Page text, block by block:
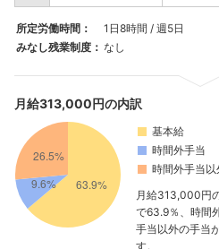
所定労働時間：
1日8時間 / 週5日
みなし残業制度： なし
月給313,000円の内訳
基本給
時間外手当
時間外手当以
月給313,000円
で63.9％、時間
手当以外の手当
す。